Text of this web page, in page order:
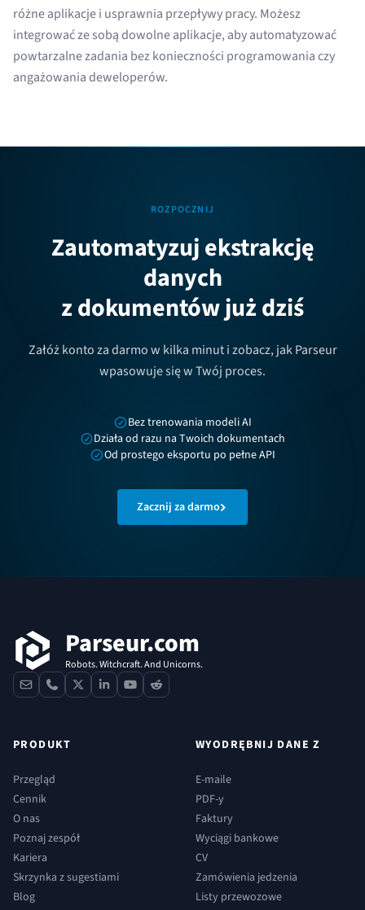
różne aplikacje i usprawnia przepływy pracy. Możesz
integrować ze sobą dowolne aplikacje, aby automatyzować
powtarzalne zadania bez konieczności programowania czy
angażowania deweloperów.
ROZPOCZNIJ
Zautomatyzuj ekstrakcję
danych
z dokumentów już dziś
Załóż konto za darmo w kilka minut i zobacz, jak Parseur
wpasowuje się w Twój proces.
Bez trenowania modeli AI
Działa od razu na Twoich dokumentach
Od prostego eksportu po pełne API
Zacznij za darmo
Parseur.com
Robots. Witchcraft. And Unicorns.
contactphone
x linkedinyoutube
reddit
PRODUKT
Przegląd
Cennik
O nas
Poznaj zespół
Kariera
Skrzynka z sugestiami
Blog
WYODRĘBNIJ DANE Z
E-maile
PDF-y
Faktury
Wyciągi bankowe
CV
Zamówienia jedzenia
Listy przewozowe